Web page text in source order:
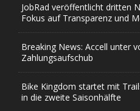
JobRad veröffentlicht dritten
Fokus auf Transparenz und
Breaking News: Accell unter
Zahlungsaufschub
Bike Kingdom startet mit
in die zweite Saisonhälfte